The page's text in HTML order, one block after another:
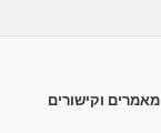
מאמרים וקישורים